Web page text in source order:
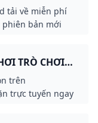
phiên bản mới
TRÒ CHƠI
trên
trực tuyến ngay